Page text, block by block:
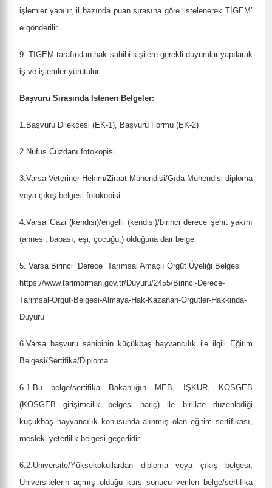
işlemler yapılır, il bazında puan sırasına göre listelenerek TİGEM’
e gönderilir.
9. TİGEM tarafından hak sahibi kişilere gerekli duyurular yapılarak
iş ve işlemler yürütülür.
Başvuru Sırasında İstenen Belgeler:
1.Başvuru Dilekçesi (EK-1), Başvuru Formu (EK-2)
2.Nüfus Cüzdanı fotokopisi
3.Varsa Veteriner Hekim/Ziraat Mühendisi/Gıda Mühendisi diploma
veya çıkış belgesi fotokopisi
4.Varsa Gazi (kendisi)/engelli (kendisi)/birinci derece şehit yakını
(annesi, babası, eşi, çocuğu,) olduğuna dair belge.
5. Varsa Birinci Derece Tarımsal Amaçlı Örgüt Üyeliği Belgesi
https://www.tarimorman.gov.tr/Duyuru/2455/Birinci-Derece-
Tarimsal-Orgut-Belgesi-Almaya-Hak-Kazanan-Orgutler-Hakkinda-
Duyuru
6.Varsa başvuru sahibinin küçükbaş hayvancılık ile ilgili Eğitim
Belgesi/Sertifika/Diploma.
6.1.Bu belge/sertifika Bakanlığın MEB, İŞKUR, KOSGEB
(KOSGEB girişimcilik belgesi hariç) ile birlikte düzenlediği
küçükbaş hayvancılık konusunda alınmış olan eğitim sertifikası,
mesleki yeterlilik belgesi geçerlidir.
6.2.Üniversite/Yüksekokullardan diploma veya çıkış belgesi,
Üniversitelerin açmış olduğu kurs sonucu verilen belge/sertifika